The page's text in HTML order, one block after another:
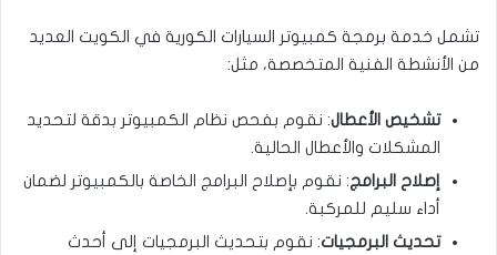
تشمل خدمة برمجة كمبيوتر السيارات الكورية في الكويت العديد
من الأنشطة الفنية المتخصصة، مثل:
تشخيص الأعطال: نقوم بفحص نظام الكمبيوتر بدقة لتحديد
المشكلات والأعطال الحالية.
إصلاح البرامج: نقوم بإصلاح البرامج الخاصة بالكمبيوتر لضمان
أداء سليم للمركبة.
تحديث البرمجيات: نقوم بتحديث البرمجيات إلى أحدث